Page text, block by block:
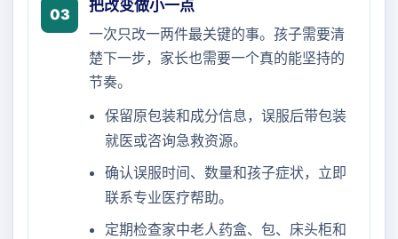
03
把改变做小一点
一次只改一两件最关键的事。孩子需要清
楚下一步，家长也需要一个真的能坚持的
节奏。
保留原包装和成分信息，误服后带包装
就医或咨询急救资源。
确认误服时间、数量和孩子症状，立即
联系专业医疗帮助。
定期检查家中老人药盒、包、床头柜和